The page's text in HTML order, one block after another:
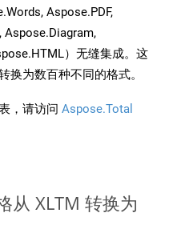
Aspose.PDF,
Aspose.Diagram,
）无缝集成。这
换为数百种不同的格式。
，请访问 Aspose.Total
从 XLTM 转换为